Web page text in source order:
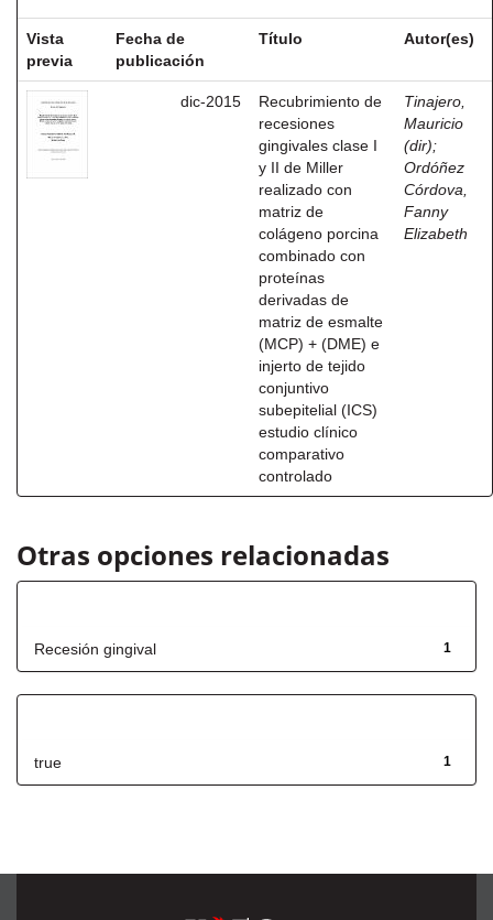
Vista
previa
Fecha de
publicación
Título Autor(es)
dic-2015
Recubrimiento de
recesiones
gingivales clase I
y II de Miller
realizado con
matriz de
colágeno porcina
combinado con
proteínas
derivadas de
matriz de esmalte
(MCP) + (DME) e
injerto de tejido
conjuntivo
subepitelial (ICS)
estudio clínico
comparativo
controlado
Tinajero,
Mauricio
(dir);
Ordóñez
Córdova,
Fanny
Elizabeth
Otras opciones relacionadas
1
Recesión gingival
1
true